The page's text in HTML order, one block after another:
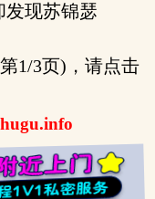
现苏锦瑟
1/3页)，请点击